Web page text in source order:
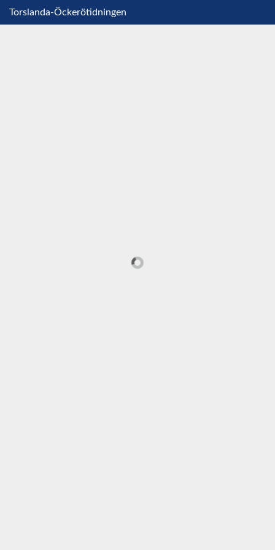
Torslanda-Öckerötidningen